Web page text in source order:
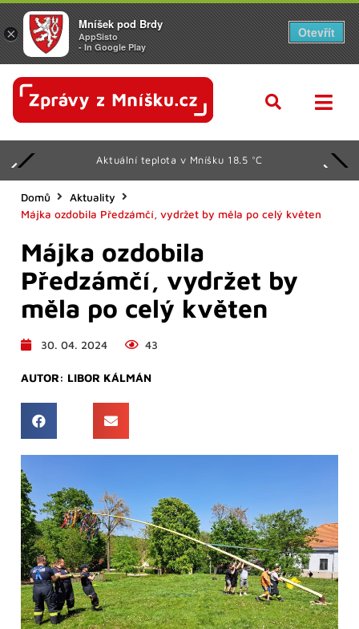
Aktuální teplota v Mníšku 18.5 °C
Domů
Aktuality
Májka ozdobila Předzámčí, vydržet by měla po celý květen
Májka ozdobila
Předzámčí, vydržet by
měla po celý květen
30. 04. 2024 43
AUTOR: LIBOR KÁLMÁN
×
Mníšek pod Brdy
AppSisto
- In Google Play
Otevřít